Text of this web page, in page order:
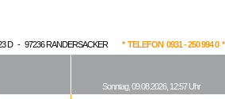
D - 97236 RANDERSACKER * TELEFON 0931 - 250 994 0 *
Sonntag, 09.08.2026, 12:57 Uhr